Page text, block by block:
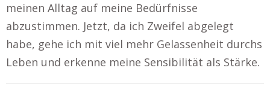
meinen Alltag auf meine Bedürfnisse
abzustimmen. Jetzt, da ich Zweifel abgelegt
habe, gehe ich mit viel mehr Gelassenheit durchs
Leben und erkenne meine Sensibilität als Stärke.